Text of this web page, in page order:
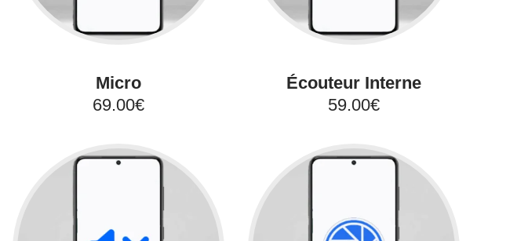
Micro
69.00€
Écouteur Interne
59.00€